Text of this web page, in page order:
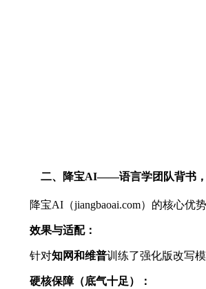
二、降宝AI——语言学团队背书
降宝AI（jiangbaoai.com）的核心优
效果与适配：
针对知网和维普训练了强化版改写
硬核保障（底气十足）：